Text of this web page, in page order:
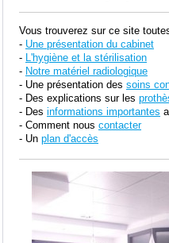
Vous trouverez sur ce site
- Une présentation du cabinet
-
L'hygiène et la stérilisation
- Notre matériel radiologique
- Une présentation des soins
- Des explications sur les
- Des informations importantes
- Comment nous contacter
- Un plan d'accès